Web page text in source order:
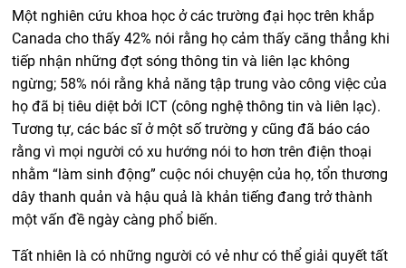
Một nghiên cứu khoa học ở các trường đại học trên khắp
Canada cho thấy 42% nói rằng họ cảm thấy căng thẳng khi
tiếp nhận những đợt sóng thông tin và liên lạc không
ngừng; 58% nói rằng khả năng tập trung vào công việc của
họ đã bị tiêu diệt bởi ICT (công nghệ thông tin và liên lạc).
Tương tự, các bác sĩ ở một số trường y cũng đã báo cáo
rằng vì mọi người có xu hướng nói to hơn trên điện thoại
nhằm “làm sinh động” cuộc nói chuyện của họ, tổn thương
dây thanh quản và hậu quả là khản tiếng đang trở thành
một vấn đề ngày càng phổ biến.
Tất nhiên là có những người có vẻ như có thể giải quyết tất